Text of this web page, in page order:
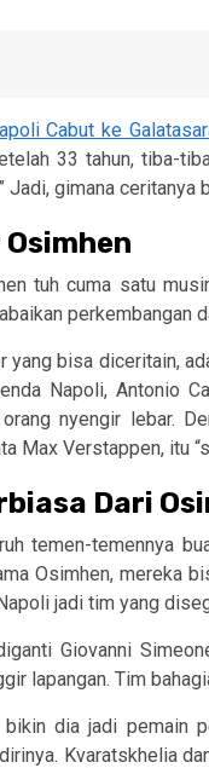
Cabut ke
33 tahun, tiba-
Jadi, gimana ceritanya
tuh cuma satu
perkembangan
bisa diceritain,
Napoli, Antonio
nyengir lebar.
Max Verstappen, itu
Dari
temen-temennya
Osimhen, mereka
jadi tim yang
Giovanni
lapangan. Tim
dia jadi pemain
Kvaratskhelia